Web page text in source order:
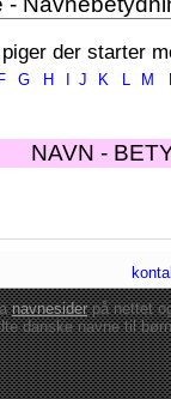
der starter
F G H J K L M
NAVN -
navnesiderpå nettet
danskenavne til børn